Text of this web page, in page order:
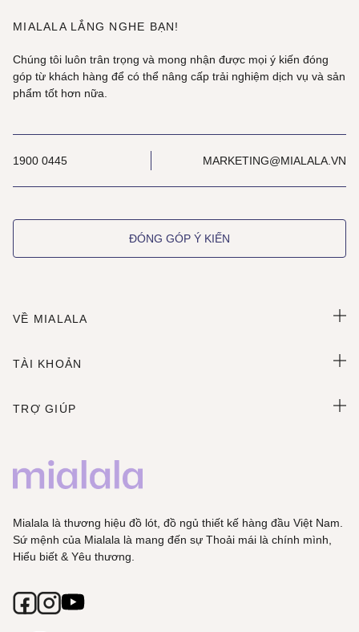
MIALALA LẮNG NGHE BẠN!
Chúng tôi luôn trân trọng và mong nhận được mọi ý kiến đóng
góp từ khách hàng để có thể nâng cấp trải nghiệm dịch vụ và sản
phẩm tốt hơn nữa.
1900 0445 MARKETING@MIALALA.VN
ĐÓNG GÓP Ý KIẾN
VỀ MIALALA
TÀI KHOẢN
TRỢ GIÚP
Mialala là thương hiệu đồ lót, đồ ngủ thiết kế hàng đầu Việt Nam.
Sứ mệnh của Mialala là mang đến sự Thoải mái là chính mình,
Hiểu biết & Yêu thương.